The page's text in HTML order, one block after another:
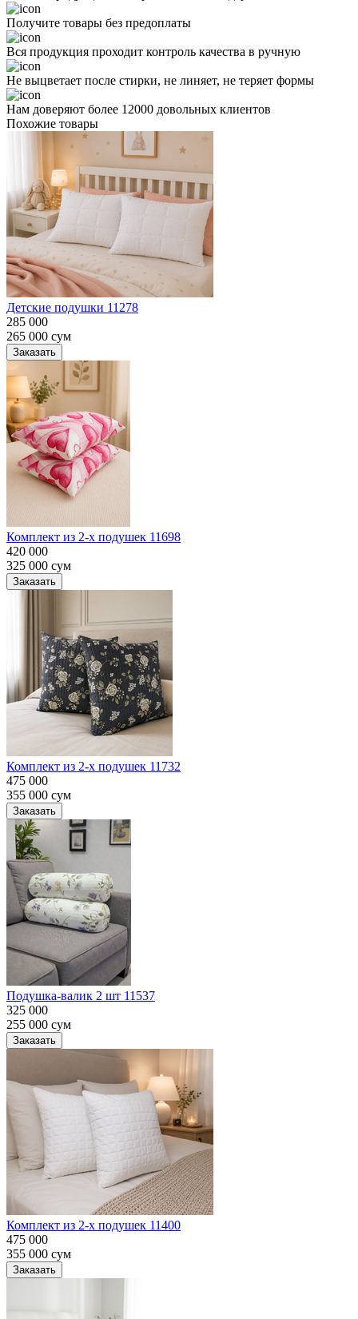
Получите товары без предоплаты
Вся продукция проходит контроль качества в ручную
Не выцветает после стирки, не линяет, не теряет формы
Нам доверяют более 12000 довольных клиентов
Похожие товары
Детские подушки 11278
285 000
265 000 сум
Заказать
Комплект из 2-х подушек 11698
420 000
325 000 сум
Заказать
Комплект из 2-х подушек 11732
475 000
355 000 сум
Заказать
Подушка-валик 2 шт 11537
325 000
255 000 сум
Заказать
Комплект из 2-х подушек 11400
475 000
355 000 сум
Заказать